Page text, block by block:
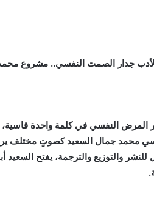
المرض النفسي في كلمة واحدة
محمد جمال السعيد كصوتٍ مختلف
للنشر والتوزيع والترجمة، يفتح